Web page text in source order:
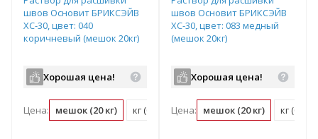
швов Основит БРИКСЭЙВ
ХС-30, цвет: 040
коричневый (мешок 20кг)
Хорошая цена!
Цена: мешок (20 кг) кг (0.05 мешок)
швов Основит БРИКСЭЙВ
ХС-30, цвет: 083 медный
(мешок 20кг)
Хорошая цена!
Цена: мешок (20 кг) кг (0.05